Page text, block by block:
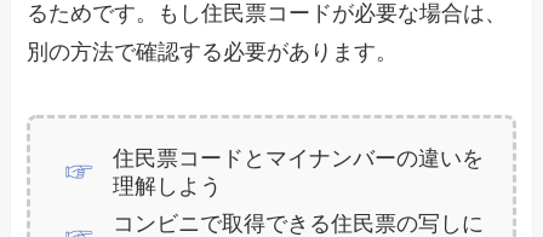
るためです。もし住民票コードが必要な場合は、
別の方法で確認する必要があります。
住民票コードとマイナンバーの違いを
理解しよう
コンビニで取得できる住民票の写しに